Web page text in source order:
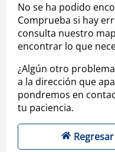
No se ha podido
Comprueba si hay
consulta nuestro
encontrar lo que
¿Algún otro
a la dirección que
pondremos en
tu paciencia.